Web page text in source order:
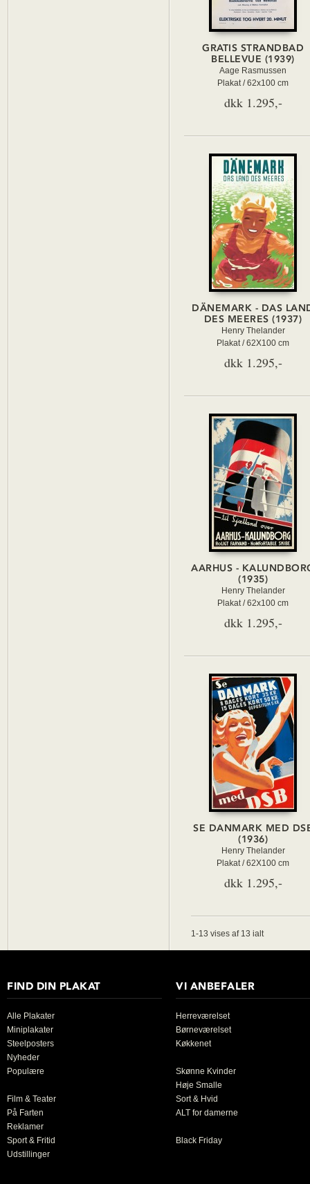
GRATIS STRANDBAD
BELLEVUE (1939)
Aage Rasmussen
Plakat / 62x100 cm
dkk 1.295,-
DÄNEMARK - DAS
DES MEERES (1937)
Henry Thelander
Plakat / 62X100 cm
dkk 1.295,-
AARHUS -
(1935)
Henry Thelander
Plakat / 62x100 cm
dkk 1.295,-
SE DANMARK MED
(1936)
Henry Thelander
Plakat / 62X100 cm
dkk 1.295,-
1-13 vises af 13 ialt
FIND DIN PLAKAT
Alle Plakater
Miniplakater
Steelposters
Nyheder
Populære
Film & Teater
På Farten
Reklamer
Sport & Fritid
Udstillinger
VI ANBEFALER
Herreværelset
Børneværelset
Køkkenet
Skønne Kvinder
Høje Smalle
Sort & Hvid
ALT for damerne
Black Friday